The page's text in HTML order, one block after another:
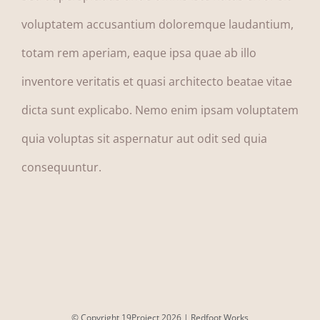
voluptatem accusantium doloremque laudantium,
totam rem aperiam, eaque ipsa quae ab illo
inventore veritatis et quasi architecto beatae vitae
dicta sunt explicabo. Nemo enim ipsam voluptatem
quia voluptas sit aspernatur aut odit sed quia
consequuntur.